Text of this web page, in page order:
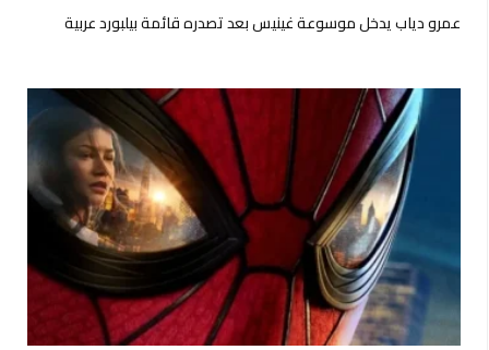
عمرو دياب يدخل موسوعة غينيس بعد تصدره قائمة بيلبورد عربية